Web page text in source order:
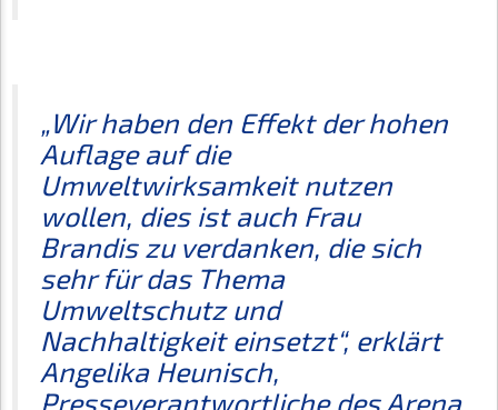
„Wir haben den Effekt der hohen
Auflage auf die
Umweltwirksamkeit nutzen
wollen, dies ist auch Frau
Brandis zu verdanken, die sich
sehr für das Thema
Umweltschutz und
Nachhaltigkeit einsetzt“, erklärt
Angelika Heunisch,
Presseverantwortliche des Arena